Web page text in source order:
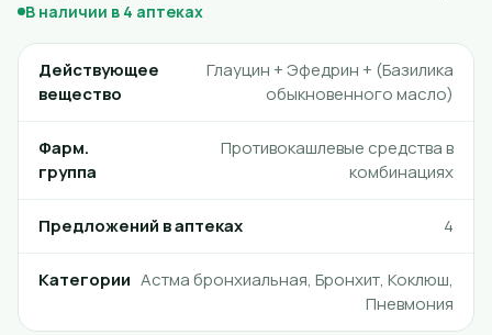
В наличии в 4 аптеках
Действующее
вещество
Глауцин + Эфедрин + (Базилика
обыкновенного масло)
Фарм.
группа
Противокашлевые средства в
комбинациях
Предложений в аптеках 4
Категории Астма бронхиальная, Бронхит, Коклюш,
Пневмония